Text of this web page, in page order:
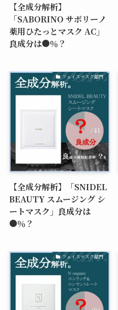
【全成分解析】
「SABORINO サボリーノ
薬用ひたっとマスク AC」
良成分は●％？
フェイスマスク部門
【全成分解析】「SNIDEL
BEAUTY スムージング シ
ートマスク」良成分は
●％？
フェイスマスク部門